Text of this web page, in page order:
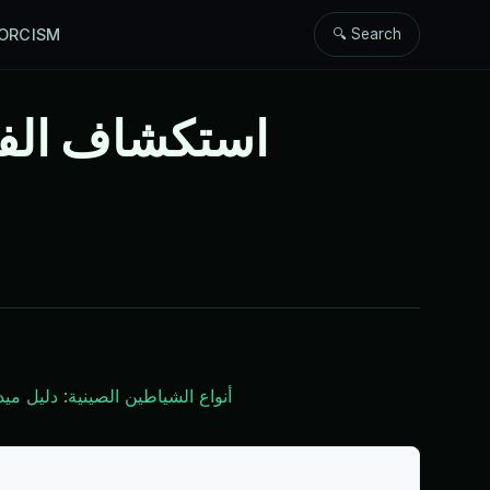
🔍 Search
استكشاف
أنواع الشياطين الصينية: دليل